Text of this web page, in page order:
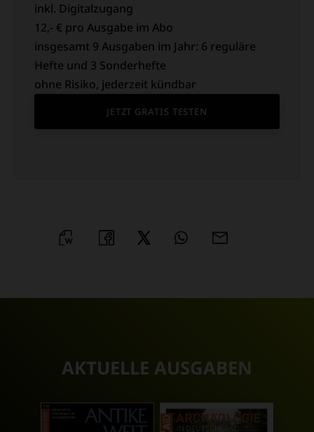
inkl. Digitalzugang
12,- € pro Ausgabe im Abo
insgesamt 9 Ausgaben im Jahr: 6 reguläre
Hefte und 3 Sonderhefte
ohne Risiko, jederzeit kündbar
JETZT GRATIS TESTEN
ÜBERSCHRIFT
AKTUELLE AUSGABEN